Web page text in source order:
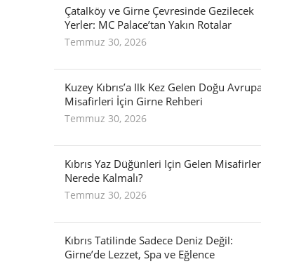
Çatalköy ve Girne Çevresinde Gezilecek
Yerler: MC Palace’tan Yakın Rotalar
Temmuz 30, 2026
Kuzey Kıbrıs’a İlk Kez Gelen Doğu Avrupa
Misafirleri İçin Girne Rehberi
Temmuz 30, 2026
Kıbrıs Yaz Düğünleri İçin Gelen Misafirler
Nerede Kalmalı?
Temmuz 30, 2026
Kıbrıs Tatilinde Sadece Deniz Değil:
Girne’de Lezzet, Spa ve Eğlence